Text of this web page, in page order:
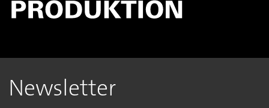
Newsletter